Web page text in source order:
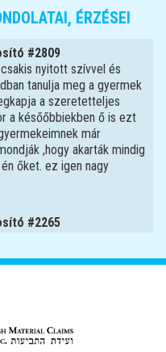
ÉRZÉSEI
#2809
nyitott szívvel és
tanulja meg a gyermek
a szeretetteljes
a későőbbiekben ő is ezt
már
,hogy akarták mindig
őket. ez igen nagy
#2265
#703
a család, hiszen, ha
várhatjuk el máshol, így
légkört kialakítani”